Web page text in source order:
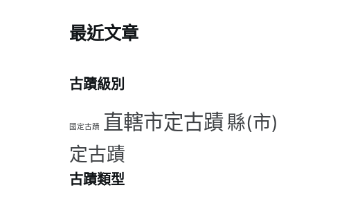
最近文章
古蹟級別
國定古蹟 直轄市定古蹟縣(市)
定古蹟
古蹟類型